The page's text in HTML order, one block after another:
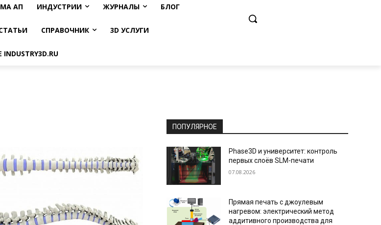
АП ИНДУСТРИИ ЖУРНАЛЫ БЛОГ
СПРАВОЧНИК 3D УСЛУГИ
ПОПУЛЯРНОЕ
Phase3D и университет: контроль
первых слоёв SLM-печати
07.08.2026
Прямая печать с джоулевым
нагревом: электрический метод
аддитивного производства для